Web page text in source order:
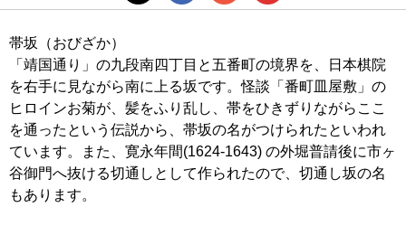
帯坂（おびざか）
「靖国通り」の九段南四丁目と五番町の境界を、日本棋院
を右手に見ながら南に上る坂です。怪談「番町皿屋敷」の
ヒロインお菊が、髪をふり乱し、帯をひきずりながらここ
を通ったという伝説から、帯坂の名がつけられたといわれ
ています。また、寛永年間(1624-1643) の外堀普請後に市ヶ
谷御門へ抜ける切通しとして作られたので、切通し坂の名
もあります。